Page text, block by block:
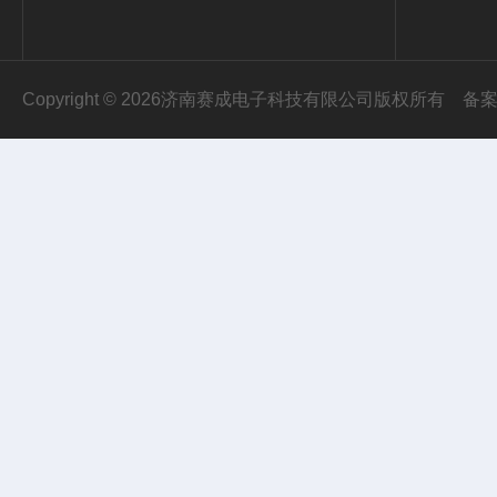
Copyright © 2026济南赛成电子科技有限公司版权所有 备